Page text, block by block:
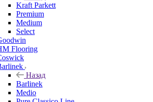
Kraft Parkett
Premium
Medium
Select
Flooring
Назад
Barlinek
Medio